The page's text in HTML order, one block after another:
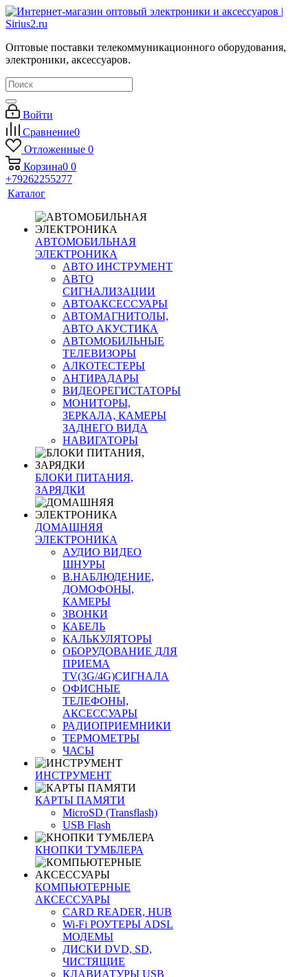
Оптовые поставки телекоммуникационного оборудования,
электроники, аксессуаров.
Войти
Сравнение0
Отложенные 0
Корзина0 0
+79262255277
Каталог
АВТОМОБИЛЬНАЯ
ЭЛЕКТРОНИКА
АВТО ИНСТРУМЕНТ
АВТО
СИГНАЛИЗАЦИИ
АВТОАКСЕССУАРЫ
АВТОМАГНИТОЛЫ,
АВТО АКУСТИКА
АВТОМОБИЛЬНЫЕ
ТЕЛЕВИЗОРЫ
АЛКОТЕСТЕРЫ
АНТИРАДАРЫ
ВИДЕОРЕГИСТАТОРЫ
МОНИТОРЫ,
ЗЕРКАЛА, КАМЕРЫ
ЗАДНЕГО ВИДА
НАВИГАТОРЫ
БЛОКИ ПИТАНИЯ,
ЗАРЯДКИ
ДОМАШНЯЯ
ЭЛЕКТРОНИКА
АУДИО ВИДЕО
ШНУРЫ
В.НАБЛЮДЕНИЕ,
ДОМОФОНЫ,
КАМЕРЫ
ЗВОНКИ
КАБЕЛЬ
КАЛЬКУЛЯТОРЫ
ОБОРУДОВАНИЕ ДЛЯ
ПРИЕМА
TV(3G/4G)СИГНАЛА
ОФИСНЫЕ
ТЕЛЕФОНЫ,
АКСЕССУАРЫ
РАДИОПРИЕМНИКИ
ТЕРМОМЕТРЫ
ЧАСЫ
ИНСТРУМЕНТ
КАРТЫ ПАМЯТИ
MicroSD (Transflash)
USB Flash
КНОПКИ ТУМБЛЕРА
КОМПЬЮТЕРНЫЕ
АКСЕССУАРЫ
CARD READER, HUB
Wi-Fi РОУТЕРЫ ADSL
МОДЕМЫ
ДИСКИ DVD, SD,
ЧИСТЯЩИЕ
КЛАВИАТУРЫ USB